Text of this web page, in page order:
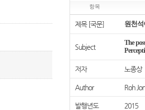
항목
제목 [국문] 원천
Subject
The
저자 노종상
Author Roh
발행년도 2015